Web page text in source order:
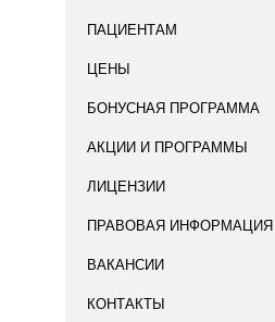
ПАЦИЕНТАМ
ЦЕНЫ
БОНУСНАЯ ПРОГРАММА
АКЦИИ И ПРОГРАММЫ
ЛИЦЕНЗИИ
ПРАВОВАЯ ИНФОРМАЦИЯ
ВАКАНСИИ
КОНТАКТЫ